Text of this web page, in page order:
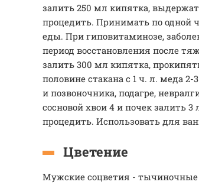
залить 250 мл кипятка,
процедить. Принимать по одной
еды. При гиповитаминозе,
период восстановления после
залить 300 мл кипятка,
половине стакана с 1 ч. л. меда
и позвоночника, подагре,
сосновой хвои 4 и почек залить
процедить. Использовать для
Цветение
Мужские соцветия - тычиночные